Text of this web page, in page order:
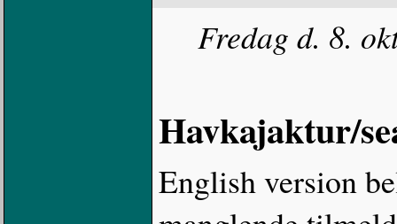
Fredag d. 8.
Havkajaktur/
English version